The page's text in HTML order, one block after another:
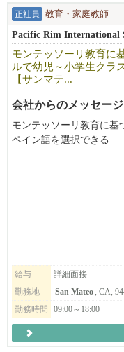
正社員 教育・家庭教師
Pacific Rim International
モンテッソーリ教育に
ルで幼児～小学生クラ
【サンマテ...
会社からのメッセージ
モンテッソーリ教育に基
ペイン語を選択できる
✅AMI-trained(国際モン
※AMIトレーニングのス
わたしたちの教育ビジ
ただける方は
給与
詳細面接
勤務地
San Mateo, CA,
勤務時間
09:00～18:00